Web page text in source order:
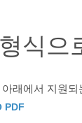
식으
래에서 지원
PDF